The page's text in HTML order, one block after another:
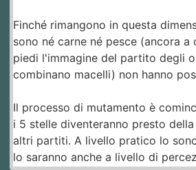
Finché rimangono in questa
sono né carne né pesce (ancora a
piedi l'immagine del partito degli
combinano macelli) non hanno
Il processo di mutamento è
i 5 stelle diventeranno presto
altri partiti. A livello pratico lo
lo saranno anche a livello di